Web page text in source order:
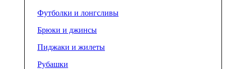
Футболки и лонгсливы
Брюки и джинсы
Пиджаки и жилеты
Рубашки